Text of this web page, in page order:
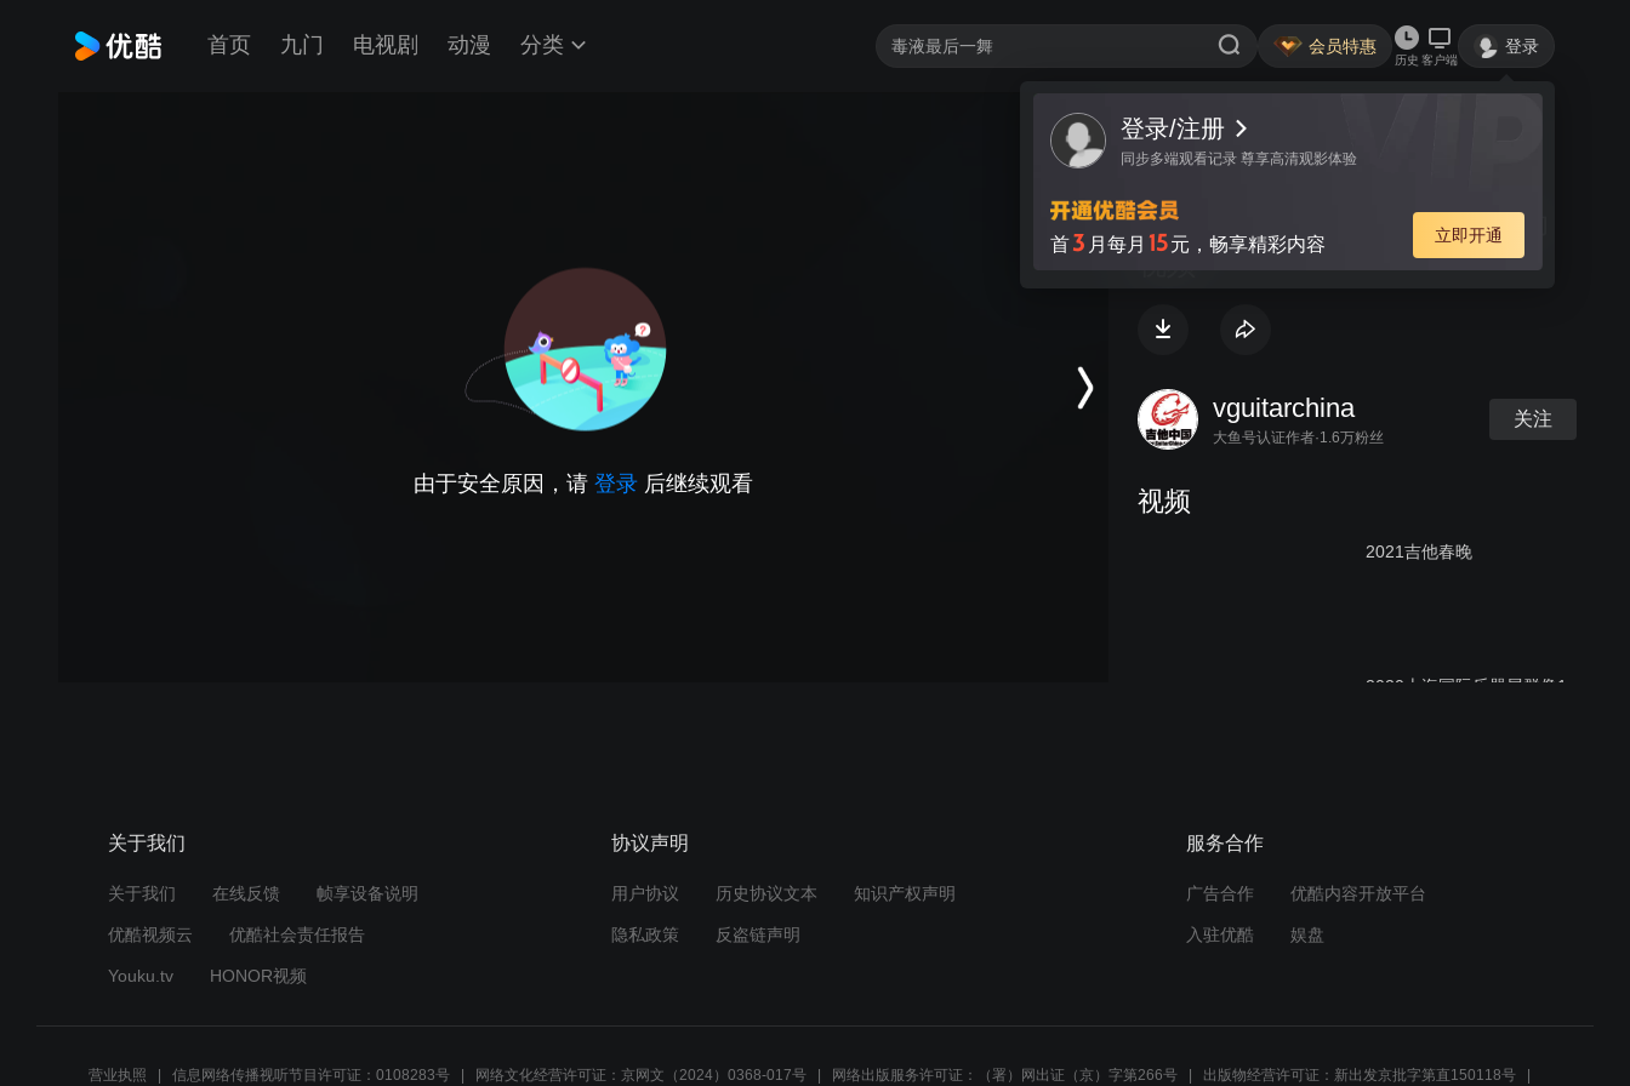
首页 九门 电视剧 动漫 分类 会员特惠
历史 客户端
登录
登录/注册
同步多端观看记录 尊享高清观影体验
首3 月每月 15元，畅享精彩内容 立即开通
由于安全原因，请 登录 后继续观看
视频 讨论
Lamb of god北京现场与VIP活动
视频
vguitarchina
大鱼号认证作者·1.6万粉丝
关注
视频
2021吉他春晚
2020上海国际乐器展群像1
关于我们
关于我们 在线反馈 帧享设备说明
优酷视频云 优酷社会责任报告
Youku.tv HONOR视频
协议声明
用户协议 历史协议文本 知识产权声明
隐私政策 反盗链声明
服务合作
广告合作 优酷内容开放平台
入驻优酷 娱盘
营业执照 信息网络传播视听节目许可证：0108283号 网络文化经营许可证：京网文（2024）0368-017号 网络出版服务许可证：（署）网出证（京）字第266号 出版物经营许可证：新出发京批字第直150118号